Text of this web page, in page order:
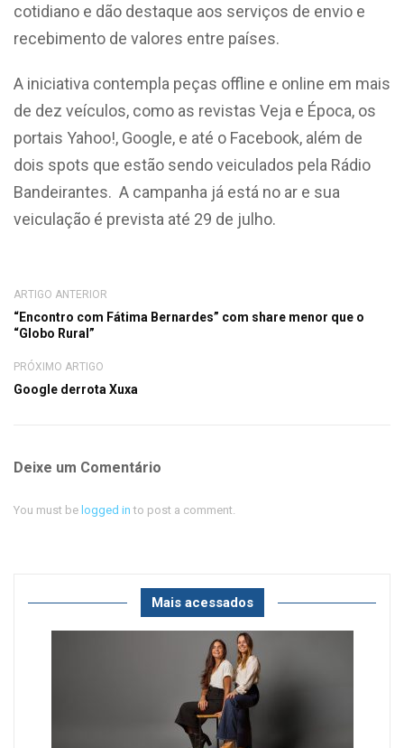
cotidiano e dão destaque aos serviços de envio e
recebimento de valores entre países.
A iniciativa contempla peças offline e online em mais
de dez veículos, como as revistas Veja e Época, os
portais Yahoo!, Google, e até o Facebook, além de
dois spots que estão sendo veiculados pela Rádio
Bandeirantes. A campanha já está no ar e sua
veiculação é prevista até 29 de julho.
ARTIGO ANTERIOR
“Encontro com Fátima Bernardes” com share menor que o
“Globo Rural”
PRÓXIMO ARTIGO
Google derrota Xuxa
Deixe um Comentário
You must be logged in to post a comment.
Mais acessados